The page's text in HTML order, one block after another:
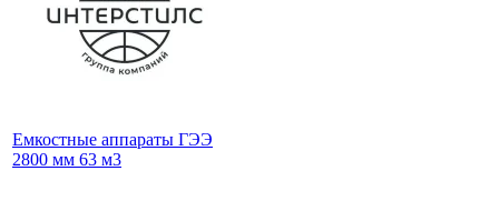
Емкостные аппараты ГЭЭ
2800 мм 63 м3